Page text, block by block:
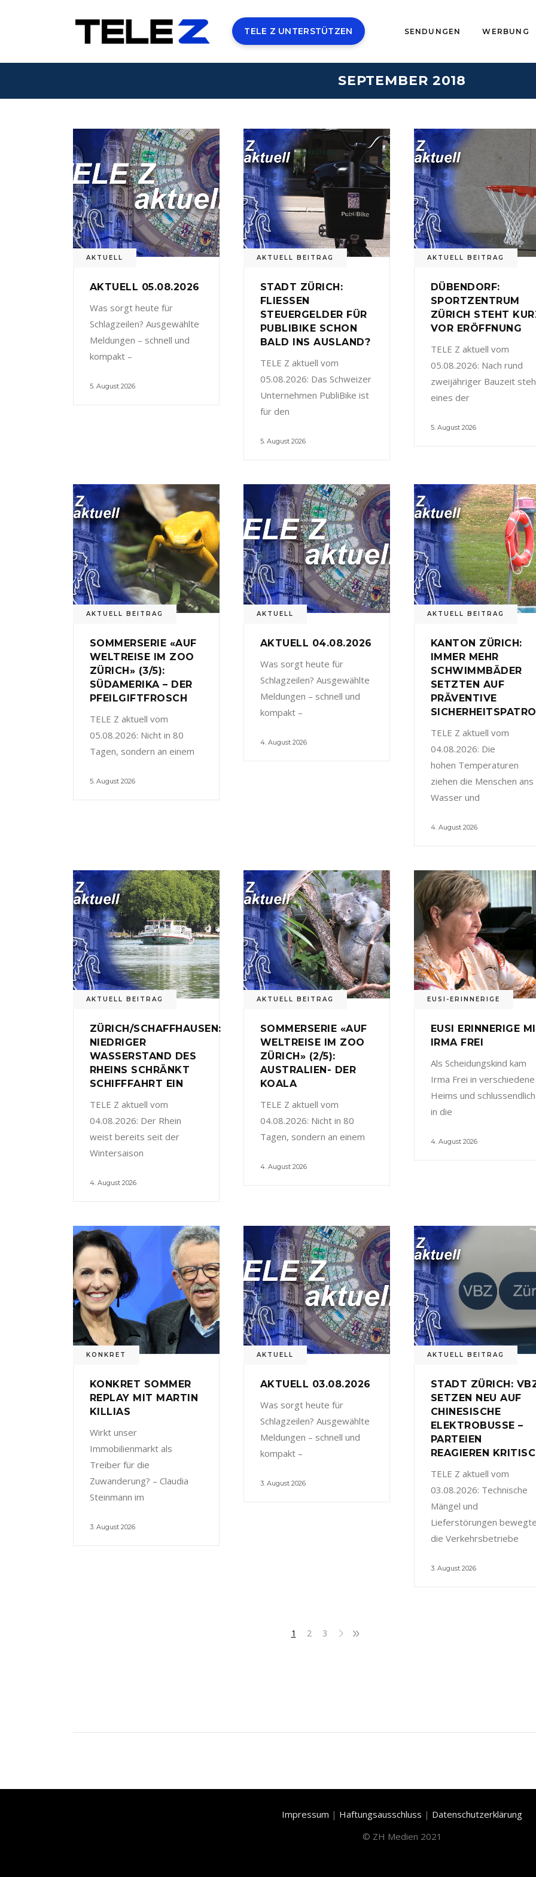
TELE Z UNTERSTÜTZEN SENDUNGEN WERBUNG
SEPTEMBER 2018
AKTUELL
AKTUELL 05.08.2026
Was sorgt heute für
Schlagzeilen? Ausgewählte
Meldungen – schnell und
kompakt –
5. August 2026
AKTUELL BEITRAG
STADT ZÜRICH:
FLIESSEN
STEUERGELDER FÜR
PUBLIBIKE SCHON
BALD INS AUSLAND?
TELE Z aktuell vom
05.08.2026: Das Schweizer
Unternehmen PubliBike ist
für den
5. August 2026
AKTUELL BEITRAG
DÜBENDORF:
SPORTZENTRUM
ZÜRICH STEHT
VOR ERÖFFNUNG
TELE Z aktuell vom
05.08.2026: Nach rund
zweijähriger Bauzeit
eines der
5. August 2026
AKTUELL BEITRAG
SOMMERSERIE «AUF
WELTREISE IM ZOO
ZÜRICH» (3/5):
SÜDAMERIKA – DER
PFEILGIFTFROSCH
TELE Z aktuell vom
05.08.2026: Nicht in 80
Tagen, sondern an einem
5. August 2026
AKTUELL
AKTUELL 04.08.2026
Was sorgt heute für
Schlagzeilen? Ausgewählte
Meldungen – schnell und
kompakt –
4. August 2026
AKTUELL BEITRAG
KANTON ZÜRICH:
IMMER MEHR
SCHWIMMBÄDER
SETZTEN AUF
PRÄVENTIVE
TELE Z aktuell vom
04.08.2026: Die
hohen Temperaturen
ziehen die Menschen ans
Wasser und
4. August 2026
AKTUELL BEITRAG
ZÜRICH/SCHAFFHAUSEN:
NIEDRIGER
WASSERSTAND DES
RHEINS SCHRÄNKT
SCHIFFFAHRT EIN
TELE Z aktuell vom
04.08.2026: Der Rhein
weist bereits seit der
Wintersaison
4. August 2026
AKTUELL BEITRAG
SOMMERSERIE «AUF
WELTREISE IM ZOO
ZÜRICH» (2/5):
AUSTRALIEN- DER
KOALA
TELE Z aktuell vom
04.08.2026: Nicht in 80
Tagen, sondern an einem
4. August 2026
EUSI-ERINNERIGE
EUSI ERINNERIGE
IRMA FREI
Als Scheidungskind kam
Irma Frei in verschiedene
Heims und schlussendlich
in die
4. August 2026
KONKRET
KONKRET SOMMER
REPLAY MIT MARTIN
KILLIAS
Wirkt unser
Immobilienmarkt als
Treiber für die
Zuwanderung? – Claudia
Steinmann im
3. August 2026
AKTUELL
AKTUELL 03.08.2026
Was sorgt heute für
Schlagzeilen? Ausgewählte
Meldungen – schnell und
kompakt –
3. August 2026
AKTUELL BEITRAG
STADT ZÜRICH:
SETZEN NEU AUF
CHINESISCHE
ELEKTROBUSSE –
PARTEIEN
REAGIEREN
TELE Z aktuell vom
03.08.2026: Technische
Mängel und
Lieferstörungen
die Verkehrsbetriebe
3. August 2026
1 2 3
Impressum | Haftungsausschluss | Datenschutzerklärung
© ZH Medien 2021